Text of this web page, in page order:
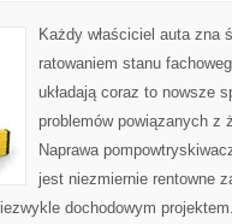
Każdy właściciel auta zna
ratowaniem stanu
układają coraz to nowsze
problemów powiązanych z
Naprawa
jest niezmiernie rentowne
dochodowym